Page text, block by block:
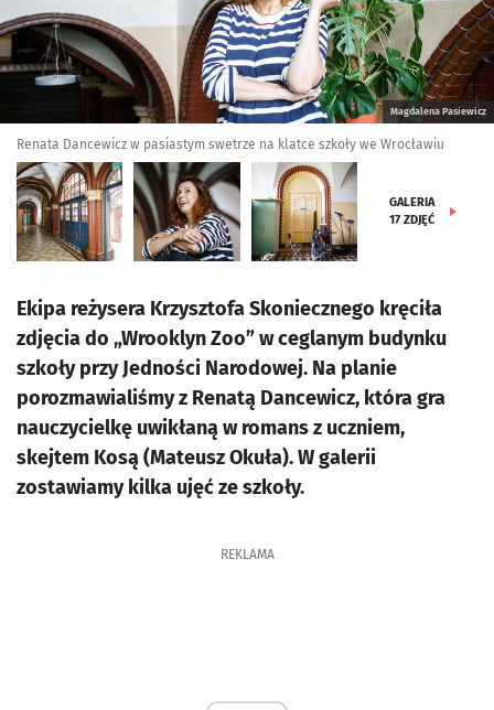
Magdalena Pasiewicz
Renata Dancewicz w pasiastym swetrze na klatce szkoły we Wrocławiu
GALERIA
17 ZDJĘĆ
Ekipa reżysera Krzysztofa Skoniecznego kręciła
zdjęcia do „Wrooklyn Zoo” w ceglanym budynku
szkoły przy Jedności Narodowej. Na planie
porozmawialiśmy z Renatą Dancewicz, która gra
nauczycielkę uwikłaną w romans z uczniem,
skejtem Kosą (Mateusz Okuła). W galerii
zostawiamy kilka ujęć ze szkoły.
REKLAMA